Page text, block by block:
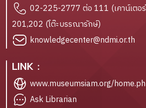
02-225-2777 ต่อ 111 (เคาน์เตอ
201,202 (โต๊ะบรรณารักษ์)
knowledgecenter@ndmi.or.th
LINK :
www.museumsiam.org/
Ask Librarian